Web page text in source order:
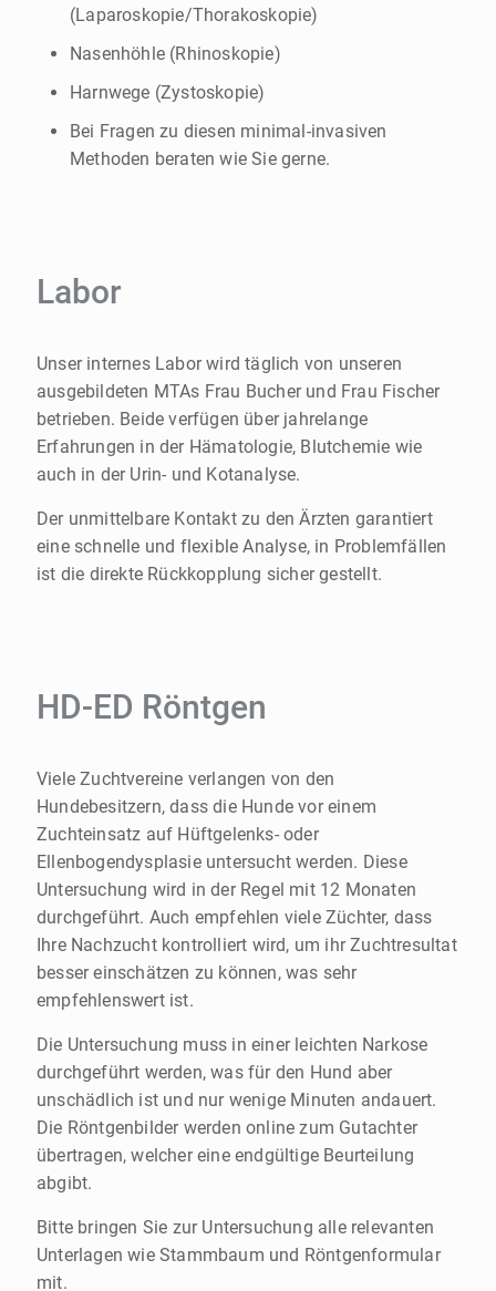
(Laparoskopie/Thorakoskopie)
Nasenhöhle (Rhinoskopie)
Harnwege (Zystoskopie)
Bei Fragen zu diesen minimal-invasiven
Methoden beraten wie Sie gerne.
Labor
Unser internes Labor wird täglich von unseren
ausgebildeten MTAs Frau Bucher und Frau Fischer
betrieben. Beide verfügen über jahrelange
Erfahrungen in der Hämatologie, Blutchemie wie
auch in der Urin- und Kotanalyse.
Der unmittelbare Kontakt zu den Ärzten garantiert
eine schnelle und flexible Analyse, in Problemfällen
ist die direkte Rückkopplung sicher gestellt.
HD-ED Röntgen
Viele Zuchtvereine verlangen von den
Hundebesitzern, dass die Hunde vor einem
Zuchteinsatz auf Hüftgelenks- oder
Ellenbogendysplasie untersucht werden. Diese
Untersuchung wird in der Regel mit 12 Monaten
durchgeführt. Auch empfehlen viele Züchter, dass
Ihre Nachzucht kontrolliert wird, um ihr Zuchtresultat
besser einschätzen zu können, was sehr
empfehlenswert ist.
Die Untersuchung muss in einer leichten Narkose
durchgeführt werden, was für den Hund aber
unschädlich ist und nur wenige Minuten andauert.
Die Röntgenbilder werden online zum Gutachter
übertragen, welcher eine endgültige Beurteilung
abgibt.
Bitte bringen Sie zur Untersuchung alle relevanten
Unterlagen wie Stammbaum und Röntgenformular
mit.